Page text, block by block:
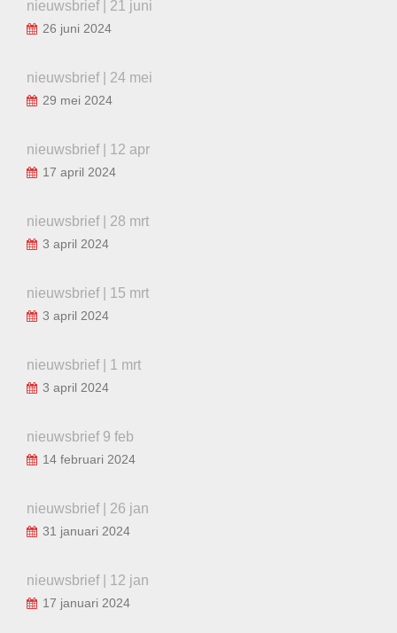
nieuwsbrief | 21 juni
26 juni 2024
nieuwsbrief | 24 mei
29 mei 2024
nieuwsbrief | 12 apr
17 april 2024
nieuwsbrief | 28 mrt
3 april 2024
nieuwsbrief | 15 mrt
3 april 2024
nieuwsbrief | 1 mrt
3 april 2024
nieuwsbrief 9 feb
14 februari 2024
nieuwsbrief | 26 jan
31 januari 2024
nieuwsbrief | 12 jan
17 januari 2024